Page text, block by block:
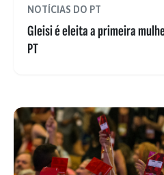
NOTÍCIAS DO PT
Gleisi é eleita a primeira
PT